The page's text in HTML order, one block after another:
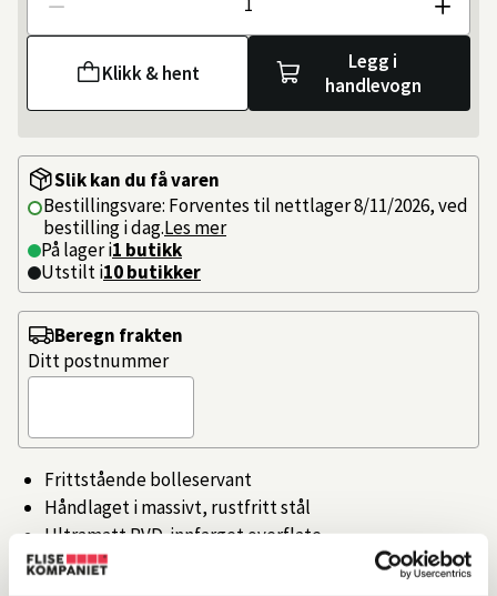
Antall
Klikk & hent
Legg i
handlevogn
Slik kan du få varen
Bestillingsvare: Forventes til nettlager 8/11/2026, ved
bestilling i dag.Les mer
På lager i1 butikk
Utstilt i10butikker
Frittstående bolleservant
Håndlaget i massivt, rustfritt stål
Ultramatt PVD-innfarget overflate
Leveres uten overløp
Beregn frakten
Ditt postnummer